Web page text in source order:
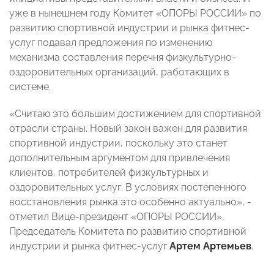
уже в нынешнем году Комитет «ОПОРЫ РОССИИ» по
развитию спортивной индустрии и рынка фитнес-
услуг подавал предложения по изменению
механизма составления перечня физкультурно-
оздоровительных организаций, работающих в
системе.
«Считаю это большим достижением для спортивной
отрасли страны. Новый закон важен для развития
спортивной индустрии, поскольку это станет
дополнительным аргументом для привлечения
клиентов, потребителей физкультурных и
оздоровительных услуг. В условиях постепенного
восстановления рынка это особенно актуально», -
отметил Вице-президент «ОПОРЫ РОССИИ»,
Председатель Комитета по развитию спортивной
индустрии и рынка фитнес-услуг Артем Артемьев.